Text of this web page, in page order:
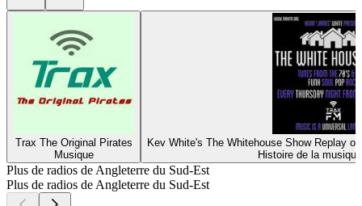
Trax The Original Pirates
Musique
Kev White's The Whitehouse Show Replay
Histoire de la
Plus de radios de Angleterre du Sud-Est
Plus de radios de Angleterre du Sud-Est